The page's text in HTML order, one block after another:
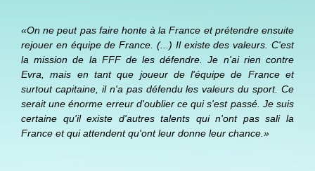
«On ne peut pas faire honte à la France et prétendre ensuite
rejouer en équipe de France. (...) Il existe des valeurs. C'est
la mission de la FFF de les défendre. Je n'ai rien contre
Evra, mais en tant que joueur de l'équipe de France et
surtout capitaine, il n'a pas défendu les valeurs du sport. Ce
serait une énorme erreur d'oublier ce qui s'est passé. Je suis
certaine qu'il existe d'autres talents qui n'ont pas sali la
France et qui attendent qu'ont leur donne leur chance.»